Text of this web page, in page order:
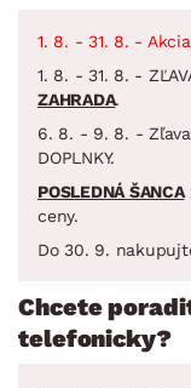
1. 8. - 31. 8. - Akcia
1. 8. - 31. 8. -
ZAHRADA.
6. 8. - 9. 8. - Zľava
DOPLNKY.
POSLEDNÁ ŠANCA
ceny.
Do 30. 9.
Chcete
telefonicky?